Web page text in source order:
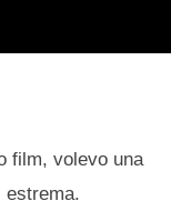
film, volevo una
estrema.